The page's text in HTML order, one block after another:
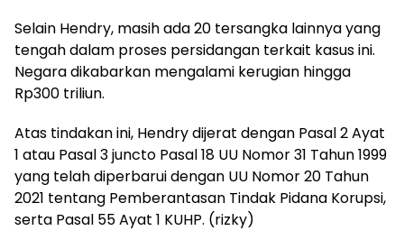
Selain Hendry, masih ada 20 tersangka lainnya yang
tengah dalam proses persidangan terkait kasus ini.
Negara dikabarkan mengalami kerugian hingga
Rp300 triliun.
Atas tindakan ini, Hendry dijerat dengan Pasal 2 Ayat
1 atau Pasal 3 juncto Pasal 18 UU Nomor 31 Tahun 1999
yang telah diperbarui dengan UU Nomor 20 Tahun
2021 tentang Pemberantasan Tindak Pidana Korupsi,
serta Pasal 55 Ayat 1 KUHP. (rizky)